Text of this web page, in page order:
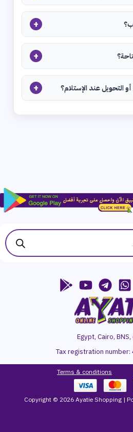
+
+
التحويل عند الإستلام؟ +
Egypt, Cairo,
Tax registration number:
Terms & conditions
Copyright © 2026 Ayatie Shopping |